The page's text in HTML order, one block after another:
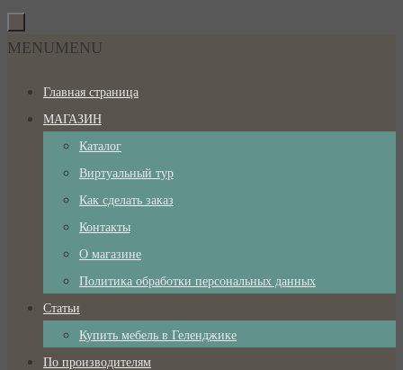
Перейти
к
Перейти
содержимому
MENUMENU
Главная страница
МАГАЗИН
Каталог
Виртуальный тур
Как сделать заказ
Контакты
О магазине
Политика обработки персональных данных
Статьи
Купить мебель в Геленджике
По производителям